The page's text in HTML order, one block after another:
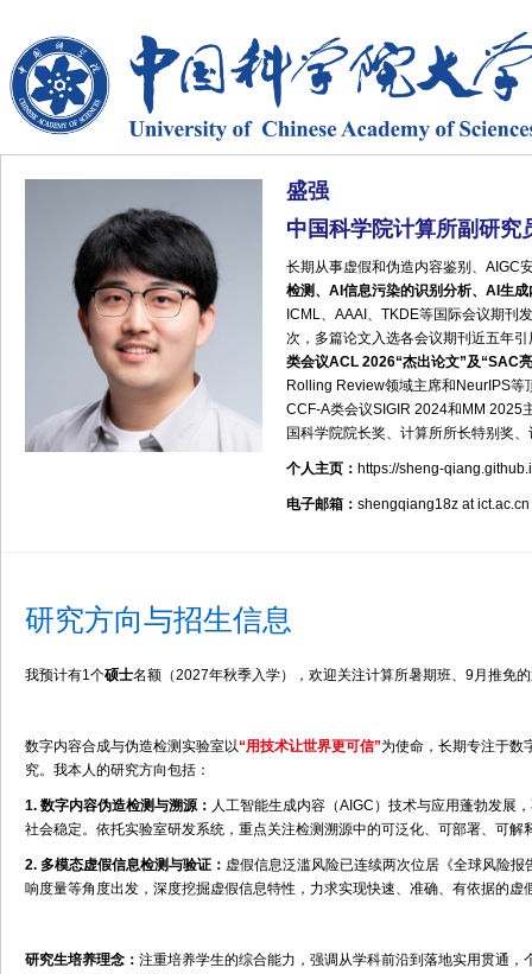
盛强
中国科学院计算所副研究
长期从事虚假和伪造内容鉴别、AIGC
检测、AI信息污染的识别分析、AI生
ICML、AAAI、TKDE等国际会议期刊
次，多篇论文入选各会议期刊近五年
类会议ACL 2026“杰出论文”及“SAC
Rolling Review领域主席和NeurIPS等
CCF-A类会议SIGIR 2024和MM 2025
国科学院院长奖、计算所所长特别奖
个人主页： https://sheng-
电子邮箱： shengqiang18z at ict.ac.cn
研究方向与招生信息
我预计有1个硕士名额（2027年秋季入学），欢迎关注计算所暑期班、9月推免
数字内容合成与伪造检测实验室以“用技术让世界更可信”为使命，长期专注于数
究。我本人的研究方向包括：
1. 数字内容伪造检测与溯源： 人工智能生成内容（AIGC）技术与应用蓬勃发展
社会稳定。依托实验室研发系统，重点关注检测溯源中的可泛化、可部署、可解
2. 多模态虚假信息检测与验证： 虚假信息泛滥风险已连续两次位居《全球风险
响度量等角度出发，深度挖掘虚假信息特性，力求实现快速、准确、有依据的虚
研究生培养理念： 注重培养学生的综合能力，强调从学科前沿到落地实用贯通